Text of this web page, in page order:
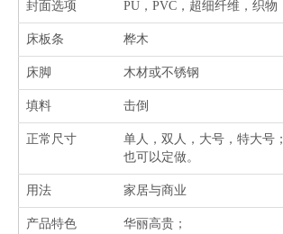
封面选项 PU，PVC，超细纤维，织物
床板条 桦木
床脚 木材或不锈钢
填料 击倒
正常尺寸
单人，双人，大号，特大号；
也可以定做。
用法 家居与商业
产品特色
华丽高贵；